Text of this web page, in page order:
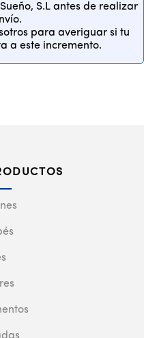
S.L antes de realizar
para averiguar si tu
a este incremento.